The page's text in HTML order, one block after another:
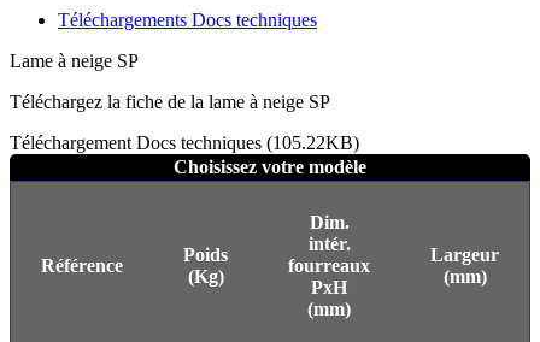
Téléchargements Docs techniques
Lame à neige SP
Téléchargez la fiche de la lame à neige SP
Téléchargement Docs techniques (105.22KB)
Choisissez votre modèle
Référence
Poids
(Kg)
Dim.
intér.
fourreaux
PxH
(mm)
Largeur
(mm)